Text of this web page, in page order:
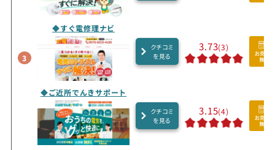
3
◆すぐ電修理ナビ
クチコミ
を見る
3.73(3)
◆ご近所でんきサポート
クチコミ
を見る
3.15(4)